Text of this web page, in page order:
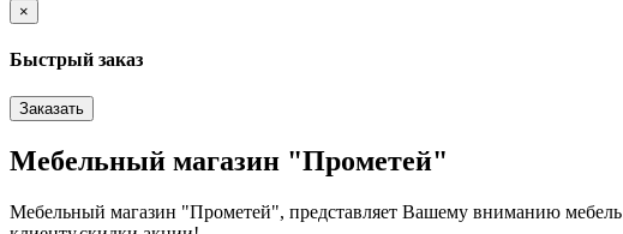
×
Быстрый заказ
Заказать
Мебельный магазин "Прометей"
Мебельный магазин "Прометей", представляет Вашему вниманию